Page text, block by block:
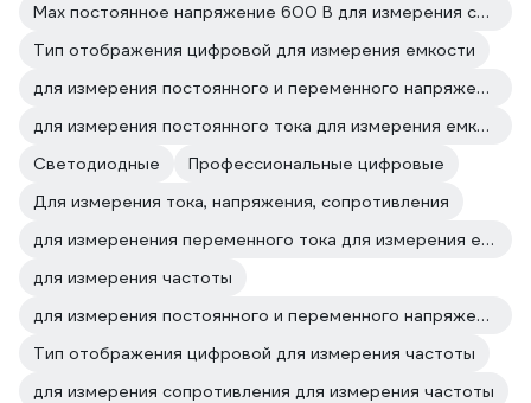
Max постоянное напряжение 600 В для измерения сопротивления
Тип отображения цифровой для измерения емкости
для измерения постоянного и переменного напряжения для измерения емкости
для измерения постоянного тока для измерения емкости
Светодиодные
Профессиональные цифровые
Для измерения тока, напряжения, сопротивления
для измеренения переменного тока для измерения емкости
для измерения частоты
для измерения постоянного и переменного напряжения для измерения частоты
Тип отображения цифровой для измерения частоты
для измерения сопротивления для измерения частоты